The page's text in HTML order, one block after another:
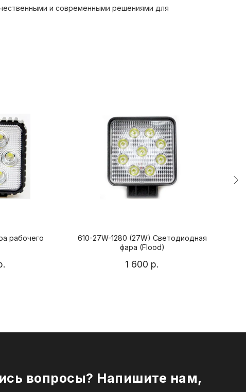
и современными решениями для
рабочего
610-27W-1280 (27W) Светодиодная
фара (Flood)
1 600 р.
вопросы? Напишите нам,